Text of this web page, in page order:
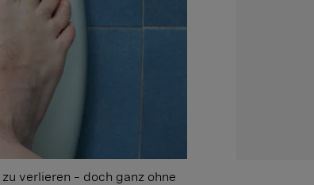
verlieren – doch ganz ohne